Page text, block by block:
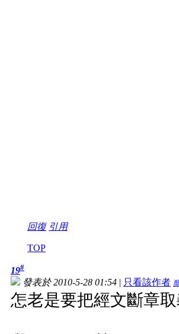
回復 引用
TOP
19#
發表於 2010-5-28 01:54 | 只看該作者
怎老是要把經文斷章